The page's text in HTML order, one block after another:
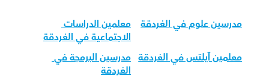
مدرسين علوم في الغردقة
معلمين الدراسات
الاجتماعية في الغردقة
معلمين آيلتس في الغردقة
مدرسين البرمجة في
الغردقة